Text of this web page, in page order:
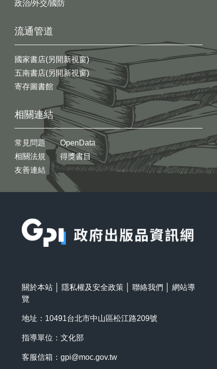
政治/外交/國防
流通管道
國家書店(另開新視窗)
五南書店(另開新視窗)
寄存圖書館
相關連結
常見問題
相關法規
友善連結
OpenData
得獎書目
關於本站 隱私權及安全政策 聯絡我們
網站導
覽
地址：10491台北市中山區松江路209號
指導單位：文化部
客服信箱： gpi@moc.gov.tw